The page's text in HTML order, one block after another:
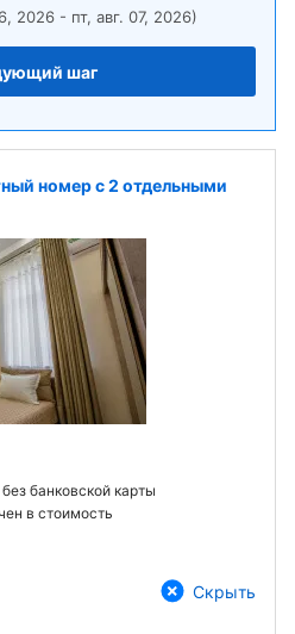
2026 - пт, авг. 07, 2026)
шаг
номер с 2 отдельными
банковской карты
в стоимость
Скрыть